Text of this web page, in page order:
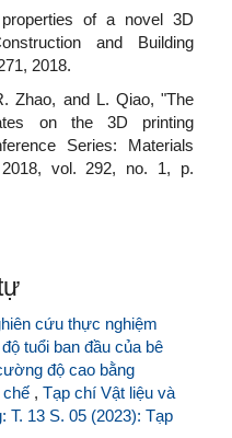
of a novel 3D
and Building
2018.
Zhao, and L. Qiao, "The
on the 3D printing
Series: Materials
2018, vol. 292, no. 1, p.
cứu thực nghiệm
tuổi ban đầu của bê
độ cao bằng
chế , Tạp chí Vật liệu và
T. 13 S. 05 (2023): Tạp